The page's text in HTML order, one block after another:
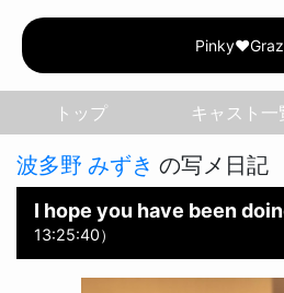
トップ
波多野 みずき の写メ日記
I hope you have been
13:25:40）